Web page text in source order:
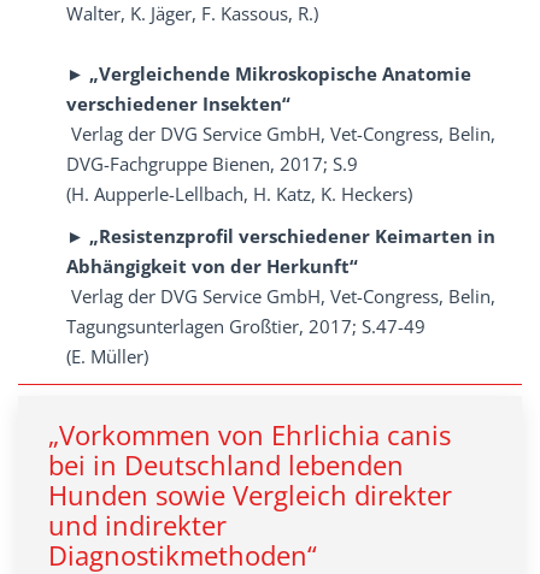
Walter, K. Jäger, F. Kassous, R.)
► „Vergleichende Mikroskopische Anatomie
verschiedener Insekten“
Verlag der DVG Service GmbH, Vet-Congress, Belin,
DVG-Fachgruppe Bienen, 2017; S.9
(H. Aupperle-Lellbach, H. Katz, K. Heckers)
► „Resistenzprofil verschiedener Keimarten in
Abhängigkeit von der Herkunft“
Verlag der DVG Service GmbH, Vet-Congress, Belin,
Tagungsunterlagen Großtier, 2017; S.47-49
(E. Müller)
„Vorkommen von Ehrlichia canis
bei in Deutschland lebenden
Hunden sowie Vergleich direkter
und indirekter
Diagnostikmethoden“